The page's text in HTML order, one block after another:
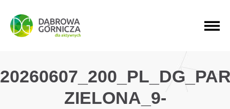
PRZEJDŹ DO MENU GŁÓWNEGO
PRZEJDŹ DO WYSZUKIWARKI
PRZEJDŹ DO TREŚCI
ZIELONA_9-